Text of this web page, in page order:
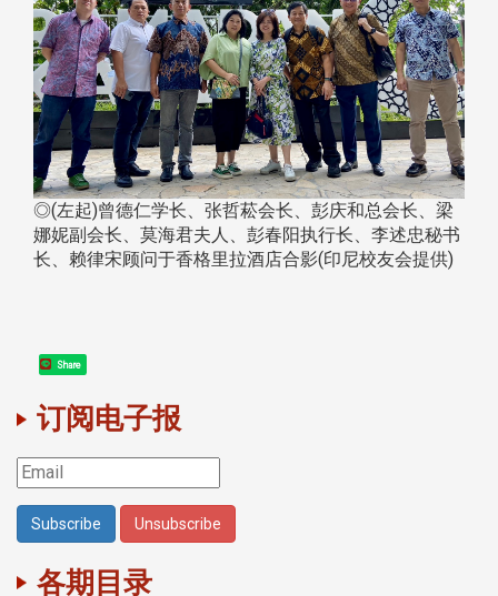
◎(左起)曾德仁学长、张哲菘会长、彭庆和总会长、梁
娜妮副会长、莫海君夫人、彭春阳执行长、李述忠秘书
长、赖律宋顾问于香格里拉酒店合影(印尼校友会提供)
Share
订阅电子报
各期目录